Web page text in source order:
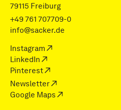
79115 Freiburg
+49 761 707709-0
info@sacker.de
Instagram
LinkedIn
Pinterest
Newsletter
Google Maps